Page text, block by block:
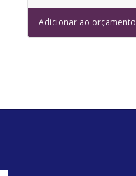
Adicionar ao orçamento